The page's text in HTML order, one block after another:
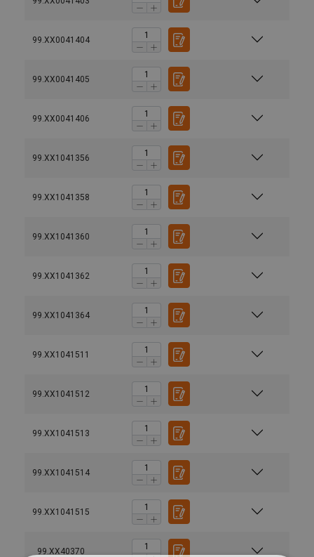
99.XX0041404
99.XX0041405
99.XX0041406
99.XX1041356
99.XX1041358
99.XX1041360
99.XX1041362
99.XX1041364
99.XX1041511
99.XX1041512
99.XX1041513
99.XX1041514
99.XX1041515
99.XX40370